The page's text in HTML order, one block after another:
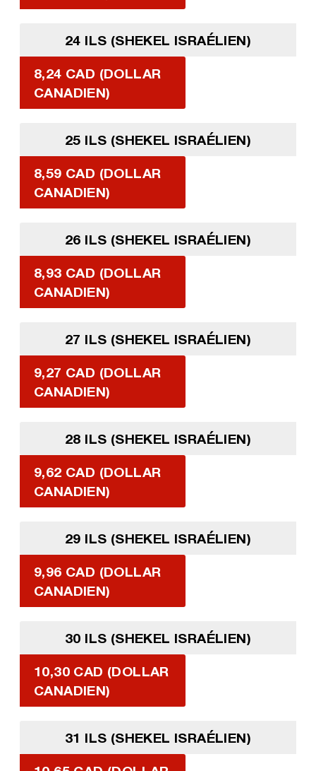
24 ILS (SHEKEL ISRAÉLIEN)
8,24 CAD (DOLLAR
CANADIEN)
25 ILS (SHEKEL ISRAÉLIEN)
8,59 CAD (DOLLAR
CANADIEN)
26 ILS (SHEKEL ISRAÉLIEN)
8,93 CAD (DOLLAR
CANADIEN)
27 ILS (SHEKEL ISRAÉLIEN)
9,27 CAD (DOLLAR
CANADIEN)
28 ILS (SHEKEL ISRAÉLIEN)
9,62 CAD (DOLLAR
CANADIEN)
29 ILS (SHEKEL ISRAÉLIEN)
9,96 CAD (DOLLAR
CANADIEN)
30 ILS (SHEKEL ISRAÉLIEN)
10,30 CAD (DOLLAR
CANADIEN)
31 ILS (SHEKEL ISRAÉLIEN)